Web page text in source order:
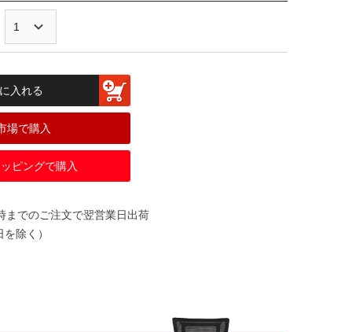
入れる
場で購入
ピングで購入
までのご注文で翌営業日出荷
除く）